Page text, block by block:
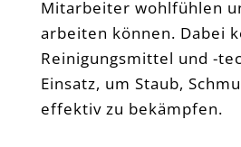
Mitarbeiter wohlfühlen
arbeiten können. Dabei
Reinigungsmittel und -
Einsatz, um Staub,
effektiv zu bekämpfen.